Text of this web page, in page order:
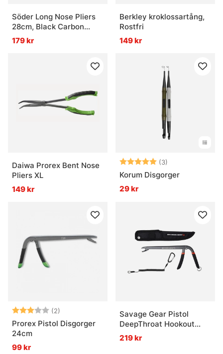
Söder Long Nose Pliers
28cm, Black Carbon
Steel
179 kr
Berkley kroklossartång,
Rostfri
149 kr
Daiwa Prorex Bent Nose
Pliers XL
149 kr
Betyg: (3)
Korum Disgorger
29 kr
Betyg: (2)
3.0 utav 5 stjärnor
Prorex Pistol Disgorger
24cm
99 kr
Savage Gear Pistol
DeepThroat Hookout
22.5cm
219 kr